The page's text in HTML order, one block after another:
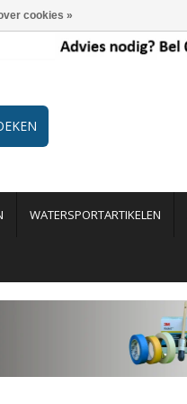
WATERSPORTARTIKELEN
cookies »